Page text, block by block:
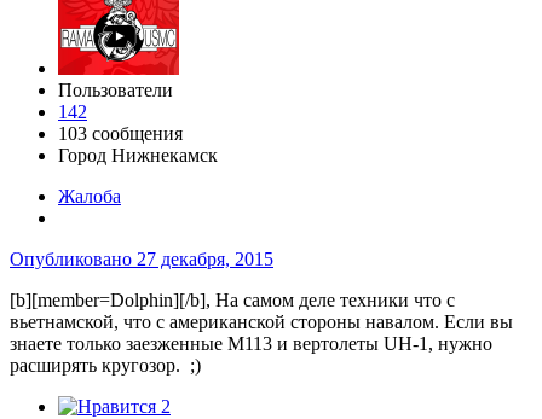
Пользователи
142
103 сообщения
Город Нижнекамск
Жалоба
Опубликовано 27 декабря, 2015
[b][member=Dolphin][/b], На самом деле техники что с
вьетнамской, что с американской стороны навалом. Если вы
знаете только заезженные М113 и вертолеты UH-1, нужно
расширять кругозор. ;)
2